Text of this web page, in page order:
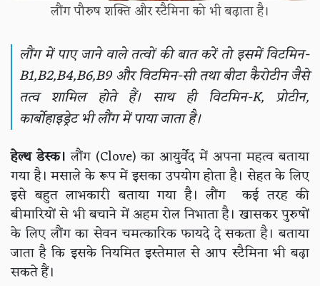
लौंग पौरुष शक्ति और स्टैमिना को भी बढ़ाता है।
लौंग में पाए जाने वाले तत्वों की बात करें तो इसमें विटमिन-
B1,B2,B4,B6,B9 और विटमिन-सी तथा बीटा कैरोटीन जैसे
तत्व शामिल होते हैं। साथ ही विटमिन-K, प्रोटीन,
कार्बोहाइड्रेट भी लौंग में पाया जाता है।
हेल्थ डेस्क। लौंग (Clove) का आयुर्वेद में अपना महत्व बताया
गया है। मसाले के रूप में इसका उपयोग होता है। सेहत के लिए
इसे बहुत लाभकारी बताया गया है। लौंग कई तरह की
बीमारियों से भी बचाने में अहम रोल निभाता है। खासकर पुरुषों
के लिए लौंग का सेवन चमत्कारिक फायदे दे सकता है। बताया
जाता है कि इसके नियमित इस्तेमाल से आप स्टैमिना भी बढ़ा
सकते हैं।